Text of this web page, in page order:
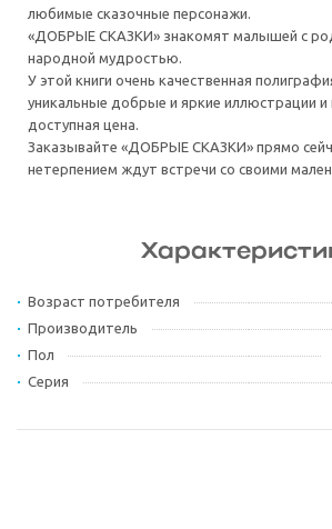
любимые сказочные персонажи.
«ДОБРЫЕ СКАЗКИ» знакомят малышей с
народной мудростью.
У этой книги очень качественная
уникальные добрые и яркие иллюстрации и
доступная цена.
Заказывайте «ДОБРЫЕ СКАЗКИ» прямо
нетерпением ждут встречи со своими
Возраст потребителя
Производитель
Пол
Серия